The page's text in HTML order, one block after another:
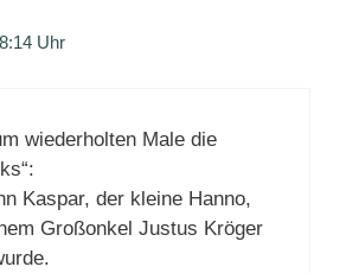
Uhr
wiederholten Male die
Kaspar, der kleine Hanno,
Großonkel Justus Kröger